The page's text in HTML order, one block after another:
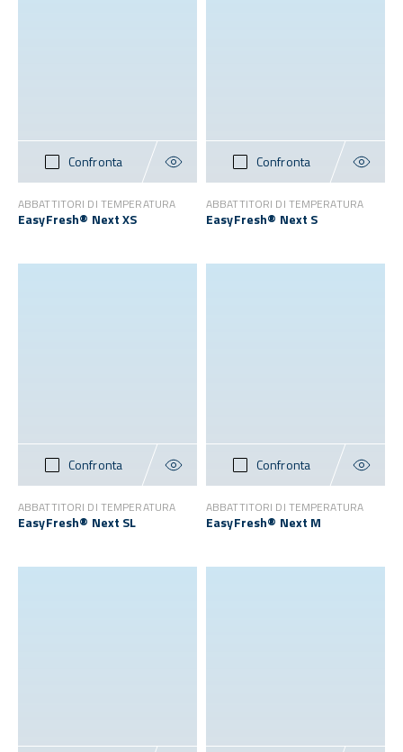
Confronta
ABBATTITORI DI TEMPERATURA
EasyFresh® Next XS
Confronta
ABBATTITORI DI TEMPERATURA
EasyFresh® Next S
Confronta
ABBATTITORI DI TEMPERATURA
EasyFresh® Next SL
Confronta
ABBATTITORI DI TEMPERATURA
EasyFresh® Next M